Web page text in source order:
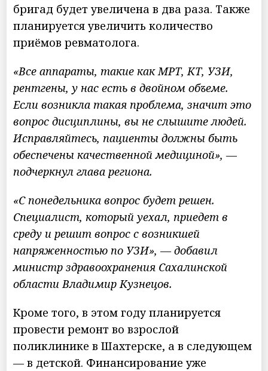
бригад будет увеличена в два раза. Также
планируется увеличить количество
приёмов ревматолога.
«Все аппараты, такие как МРТ, КТ, УЗИ,
рентгены, у нас есть в двойном объеме.
Если возникла такая проблема, значит это
вопрос дисциплины, вы не слышите людей.
Исправляйтесь, пациенты должны быть
обеспечены качественной медициной», —
подчеркнул глава региона.
«С понедельника вопрос будет решен.
Специалист, который уехал, приедет в
среду и решит вопрос с возникшей
напряженностью по УЗИ», — добавил
министр здравоохранения Сахалинской
области Владимир Кузнецов.
Кроме того, в этом году планируется
провести ремонт во взрослой
поликлинике в Шахтерске, а в следующем
— в детской. Финансирование уже